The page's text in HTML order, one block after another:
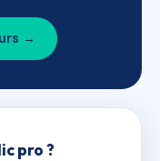
→
pro ?